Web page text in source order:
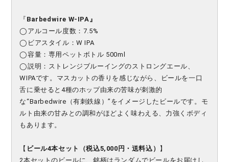
『 Barbedwire W-IPA 』
◯アルコール度数：7.5%
◯ビアスタイル：W IPA
◯容量：専用ペットボトル 500ml
◯説明：ストレンジブルーイングのストロングエール、
WIPAです。マスカットの香りを感じながら、ビールを一口
舌に乗せると4種のホップ由来の苦味が刺激的
な“Barbedwire（有刺鉄線）”をイメージしたビールです。モ
ルト由来の甘みとの調和がほどよく味わえる、力強くボディ
もあります。
【 ビール4本セット（税込5,000円・送料込） 】
2本セットのビールに、銘柄はランダムでビールをお届けし